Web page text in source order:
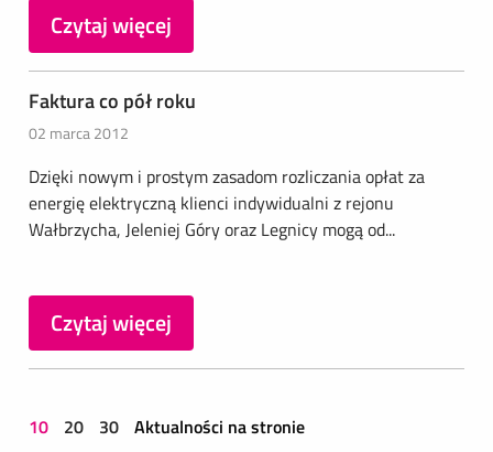
Czytaj więcej
Faktura co pół roku
02 marca 2012
Dzięki nowym i prostym zasadom rozliczania opłat za
energię elektryczną klienci indywidualni z rejonu
Wałbrzycha, Jeleniej Góry oraz Legnicy mogą od...
Czytaj więcej
10 20 30 Aktualności na stronie